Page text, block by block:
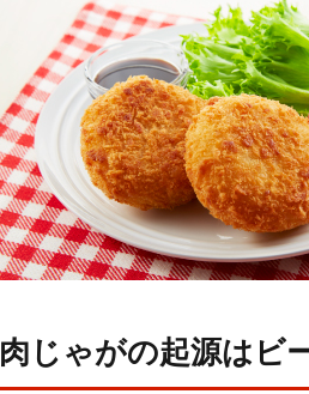
肉じゃがの起源はビ